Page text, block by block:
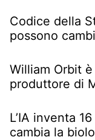
Codice della
possono
William Orbit
produttore di
L’IA inventa
cambia la